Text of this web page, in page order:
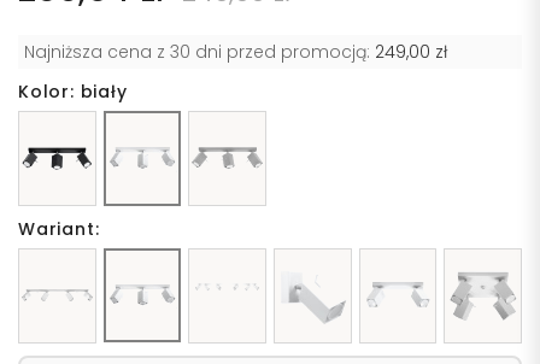
Najniższa cena z 30 dni przed promocją: 249,00 zł
Kolor: biały
Wariant: